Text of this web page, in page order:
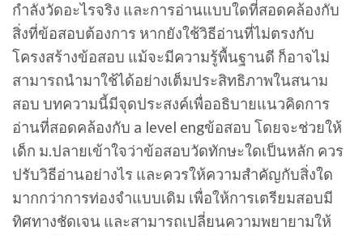
กำลังวัดอะไรจริง และการอ่านแบบใดที่สอดคล้องกับ
สิ่งที่ข้อสอบต้องการ หากยังใช้วิธีอ่านที่ไม่ตรงกับ
โครงสร้างข้อสอบ แม้จะมีความรู้พื้นฐานดี ก็อาจไม่
สามารถนำมาใช้ได้อย่างเต็มประสิทธิภาพในสนาม
สอบ บทความนี้มีจุดประสงค์เพื่ออธิบายแนวคิดการ
อ่านที่สอดคล้องกับ a level engข้อสอบ โดยจะช่วยให้
เด็ก ม.ปลายเข้าใจว่าข้อสอบวัดทักษะใดเป็นหลัก ควร
ปรับวิธีอ่านอย่างไร และควรให้ความสำคัญกับสิ่งใด
มากกว่าการท่องจำแบบเดิม เพื่อให้การเตรียมสอบมี
ทิศทางชัดเจน และสามารถเปลี่ยนความพยายามให้